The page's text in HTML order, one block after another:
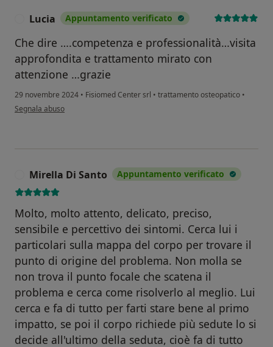
Lucia Appuntamento verificato
Che dire ….competenza e professionalità…visita
approfondita e trattamento mirato con
attenzione …grazie
29 novembre 2024 • Fisiomed Center srl • trattamento osteopatico •
secondo l'opinione dell'utente Lucia
Segnala abuso
Mirella Di Santo Appuntamento verificato
Molto, molto attento, delicato, preciso,
sensibile e percettivo dei sintomi. Cerca lui i
particolari sulla mappa del corpo per trovare il
punto di origine del problema. Non molla se
non trova il punto focale che scatena il
problema e cerca come risolverlo al meglio. Lui
cerca e fa di tutto per farti stare bene al primo
impatto, se poi il corpo richiede più sedute lo si
decide all'ultimo della seduta, cioè fa di tutto